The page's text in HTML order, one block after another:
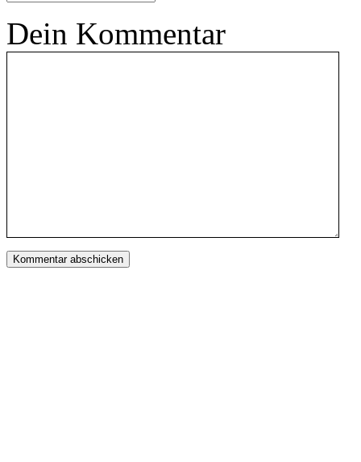
Dein Kommentar